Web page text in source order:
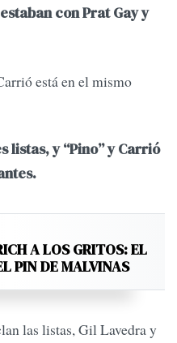
con Prat Gay y
está en el mismo
listas, y “Pino” y Carrió
A LOS GRITOS: EL
PIN DE MALVINAS
las listas, Gil Lavedra y